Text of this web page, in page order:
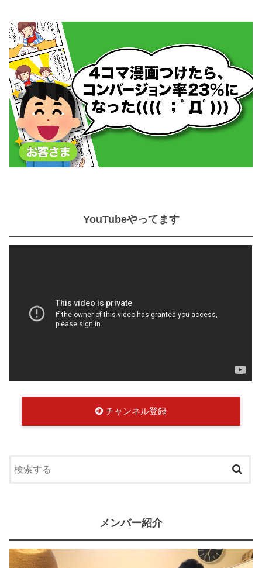
YouTubeやってます
チャンネル登録
メンバー紹介